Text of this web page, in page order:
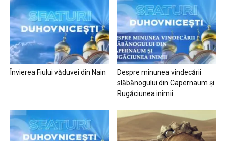
Învierea Fiului văduvei din Nain
Despre minunea vindecării
slăbănogului din Capernaum și
Rugăciunea inimii